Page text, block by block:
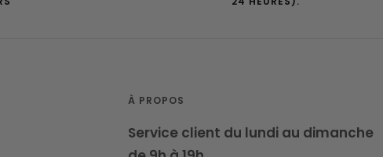
À PROPOS
Service client du lundi au dimanche